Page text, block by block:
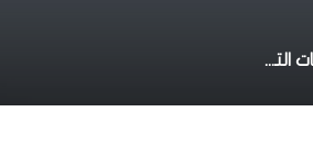
الصومال والإمارات يبحثان علاقات التعاون بين البلدين